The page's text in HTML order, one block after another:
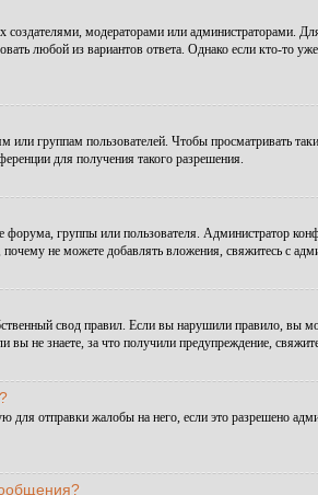
модераторами или администраторами.
любой из вариантов ответа. Однако если кто-то
группам пользователей. Чтобы просматривать
для получения такого разрешения.
группы или пользователя. Администратор
не можете добавлять вложения, свяжитесь с
свод правил. Если вы нарушили правило, вы
не знаете, за что получили предупреждение,
отправки жалобы на него, если это разрешено